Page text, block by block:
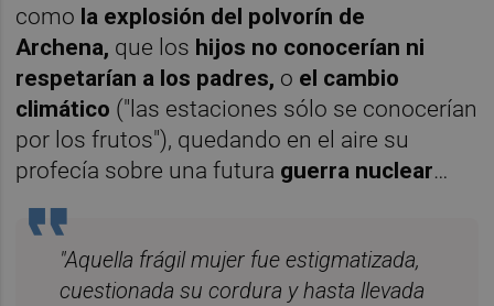
como la explosión del polvorín de
Archena, que los hijos no conocerían ni
respetarían a los padres, o el cambio
climático ("las estaciones sólo se conocerían
por los frutos"), quedando en el aire su
profecía sobre una futura guerra nuclear…
"Aquella frágil mujer fue estigmatizada,
cuestionada su cordura y hasta llevada